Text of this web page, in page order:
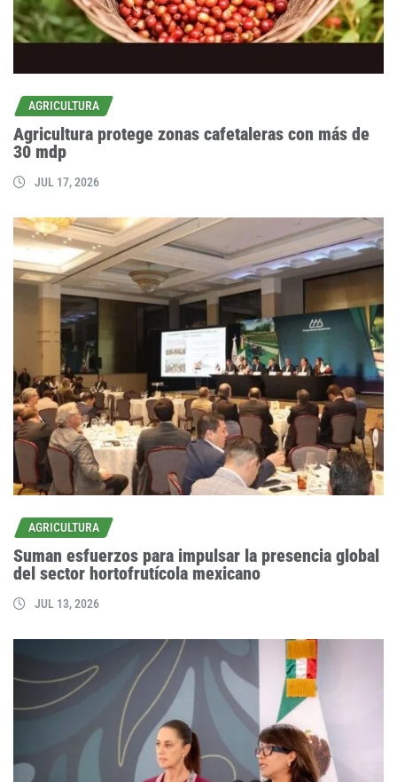
AGRICULTURA
Agricultura protege zonas cafetaleras con más de
30 mdp
JUL 17, 2026
AGRICULTURA
Suman esfuerzos para impulsar la presencia global
del sector hortofrutícola mexicano
JUL 13, 2026